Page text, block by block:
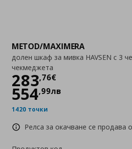
METOD/MAXIMERA
долен шкаф за мивка HAVSEN с 3
чекмеджета
283,76€
Цена283,76 €
554,99лв
1420 точки
Релса за окачване се продава